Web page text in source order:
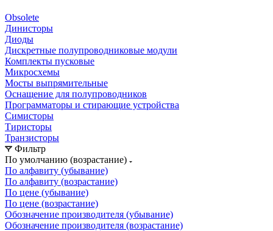
Obsolete
Динисторы
Диоды
Дискретные полупроводниковые модули
Комплекты пусковые
Микросхемы
Мосты выпрямительные
Оснащение для полупроводников
Программаторы и стирающие устройства
Симисторы
Тиристоры
Транзисторы
Фильтр
По умолчанию (возрастание)
По алфавиту (убывание)
По алфавиту (возрастание)
По цене (убывание)
По цене (возрастание)
Обозначение производителя (убывание)
Обозначение производителя (возрастание)